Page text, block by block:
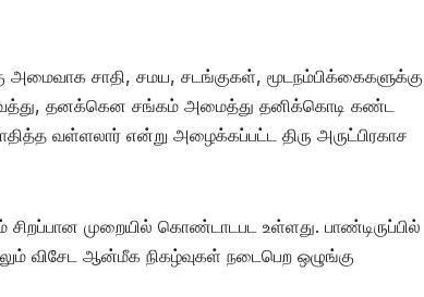
சாதி, சமய, சடங்குகள், மூடநம்பிக்கைகளுக்கு
தனக்கென சங்கம் அமைத்து தனிக்கொடி கண்ட
வள்ளலார் என்று அழைக்கப்பட்ட திரு அருட்பிரகாச
முறையில் கொண்டாடபட உள்ளது. பாண்டிருப்பில்
விசேட ஆன்மீக நிகழ்வுகள் நடைபெற ஒழுங்கு